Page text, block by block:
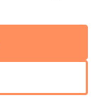
invité de
danse et set